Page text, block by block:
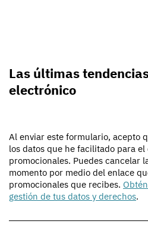
Las últimas
electrónico
Al enviar este formulario, acepto
los datos que he facilitado para
promocionales. Puedes cancelar
momento por medio del enlace
promocionales que recibes.
gestión de tus datos y derechos.